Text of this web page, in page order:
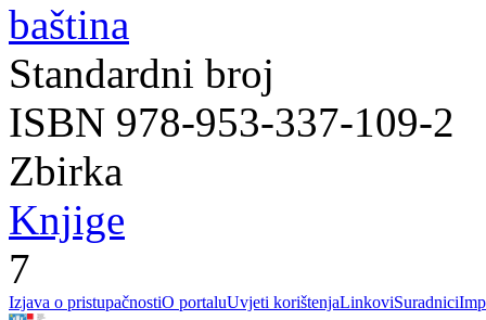
baština
Standardni broj
ISBN 978-953-337-109-2
Zbirka
Knjige
7
Izjava o pristupačnostiO portaluUvjeti korištenjaLinkoviSuradnici